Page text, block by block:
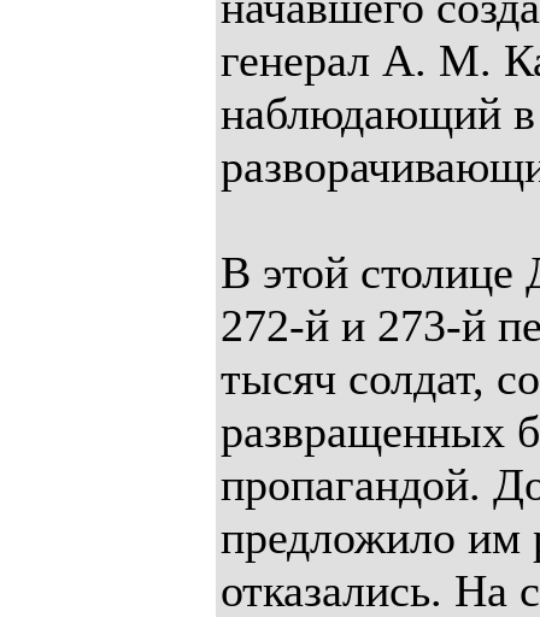
генерал А. М.
наблюдающий в
В этой столице
272-й и 273-й
тысяч солдат,
развращенных
пропагандой.
предложило им
отказались. На